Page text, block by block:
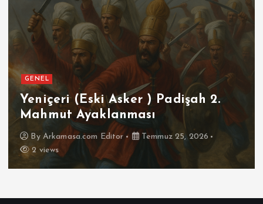
GENEL
Futbolun Zirvesinde Yeniden
İspanya
ByArkamasa.com Editor
Temmuz 16, 2026
3 views